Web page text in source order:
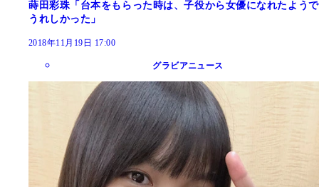
蒔田彩珠「台本をもらった時は、子役から女優になれたようで
うれしかった」
2018年11月19日 17:00
グラビアニュース